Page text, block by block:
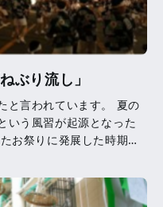
ぶり流し」
と言われています。 夏の
いう風習が起源となった
お祭りに発展した時期等